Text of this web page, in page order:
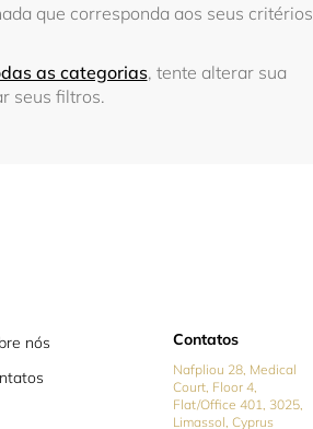
que corresponda aos seus critérios
as categorias, tente alterar sua
seus filtros.
nós
Contatos
Nafpliou 28, Medical
Court, Floor 4,
Flat/Office 401, 3025,
Limassol, Cyprus